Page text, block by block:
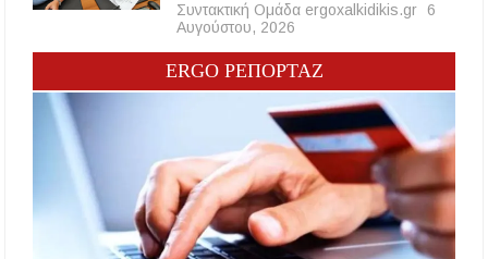
Συντακτική Ομάδα ergoxalkidikis.gr
6
Αυγούστου, 2026
ERGO ΡΕΠΟΡΤΑΖ